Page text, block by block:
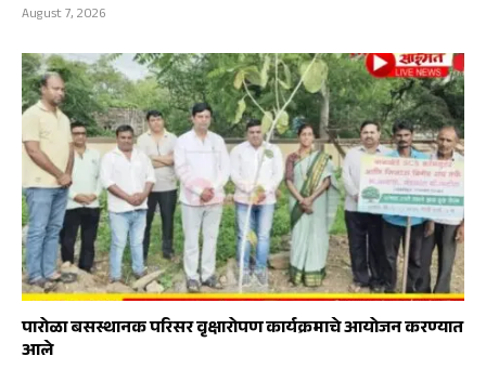
August 7, 2026
पारोळा बसस्थानक परिसर वृक्षारोपण कार्यक्रमाचे आयोजन करण्यात
आले